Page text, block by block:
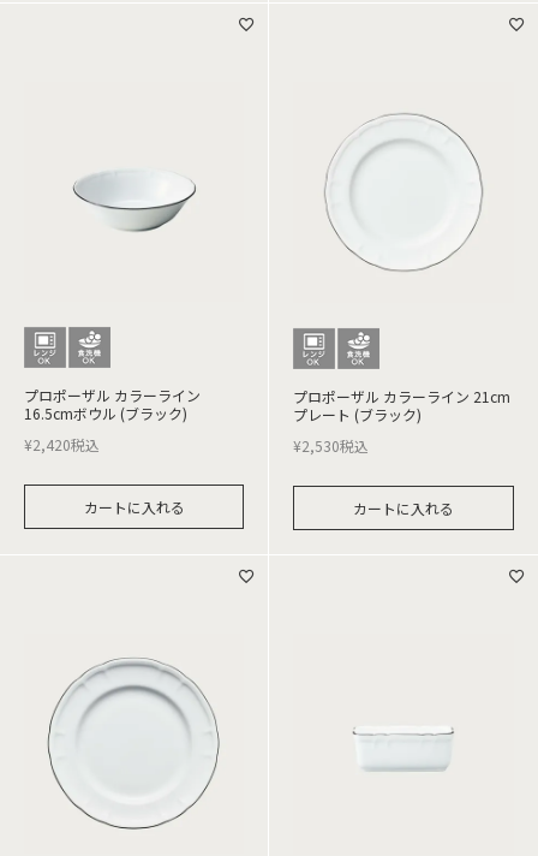
プロポーザル カラーライン
16.5cmボウル (ブラック)
¥2,420税込
カートに入れる
プロポーザル カラーライン 21cm
プレート (ブラック)
¥2,530税込
カートに入れる